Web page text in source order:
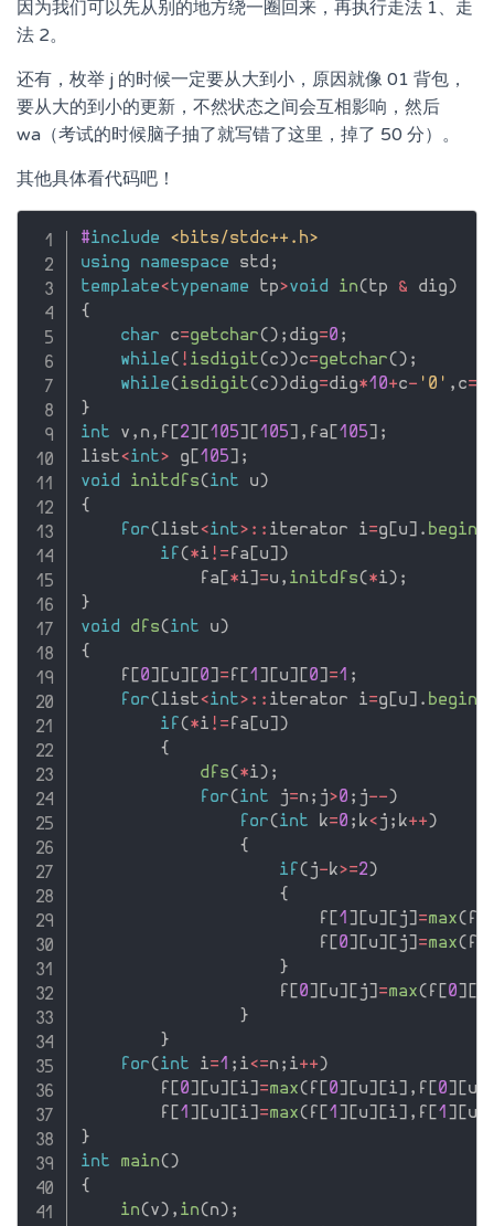
因为我们可以先从别的地方绕一圈回来，再执行走法 1、走
法 2。
还有，枚举 j 的时候一定要从大到小，原因就像 01 背包，
要从大的到小的更新，不然状态之间会互相影响，然后
wa（考试的时候脑子抽了就写错了这里，掉了 50 分）。
其他具体看代码吧！
#include
<bits/stdc++.h>
using
namespace std ;
template<typename tp>void in(tp & dig)
{
char c=getchar() ; dig=0 ;
while( ! isdigit(c))c=getchar() ;
while(isdigit(c))dig=dig*10+c- '0' , c=
}
int v , n , f [2] [105] [105] , fa [105] ;
list<int> g [105] ;
void
initdfs(int u)
{
for(list<int> :: iterator i=g [u] . begin
if (*i != fa [u] )
            fa
[*i] =u , initdfs(*i) ;
}
void
dfs(int u)
{
    f
[0] [u] [0] = f [1 ] [u] [0] =1 ;
for(list<int> :: iterator i=g [u] . begin
if (*i != fa [u] )
{
dfs(*i) ;
for(int j=n ; j>0 ; j--)
for(int k=0 ; k< j ; k++)
{
if ( j-k>=2)
{
                        f
[1 ] [u] [ j] =max( f
                        f
[0] [u] [ j] =max( f
}
                    f
[0] [u] [ j] =max( f [0] [
}
}
for(int i=1 ; i<=n ; i++)
        f
[0] [u] [i] =max( f [0] [u] [i] , f [0] [u
        f
[1 ] [u] [i] =max( f [1 ] [u] [i] , f [1 ] [u
}
int
main()
{
in(v) , in(n) ;